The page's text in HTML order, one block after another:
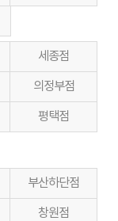
세종점
의정부점
평택점
부산하단점
창원점